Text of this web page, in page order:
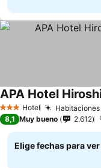
3 Estrellas
Hotel
APA Hotel
8,1 Muy bueno 2.612
Elige fechas para